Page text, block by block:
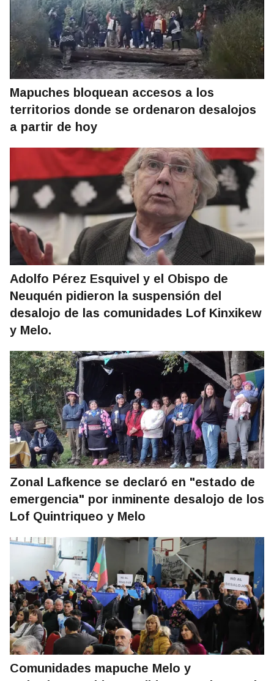
Mapuches bloquean accesos a los
territorios donde se ordenaron desalojos
a partir de hoy
Adolfo Pérez Esquivel y el Obispo de
Neuquén pidieron la suspensión del
desalojo de las comunidades Lof Kinxikew
y Melo.
Zonal Lafkence se declaró en "estado de
emergencia" por inminente desalojo de los
Lof Quintriqueo y Melo
Comunidades mapuche Melo y